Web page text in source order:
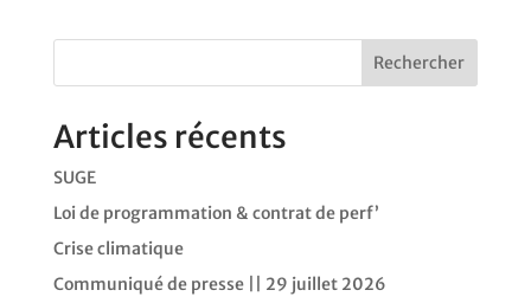
Rechercher
Articles récents
SUGE
Loi de programmation & contrat de perf’
Crise climatique
Communiqué de presse || 29 juillet 2026